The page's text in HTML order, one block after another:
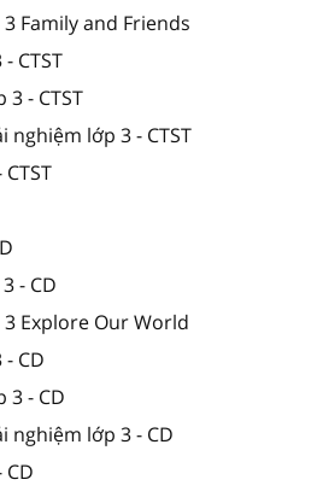
Family and Friends
CTST
- CTST
nghiệm lớp 3 - CTST
- CD
Explore Our World
CD
3 - CD
nghiệm lớp 3 - CD